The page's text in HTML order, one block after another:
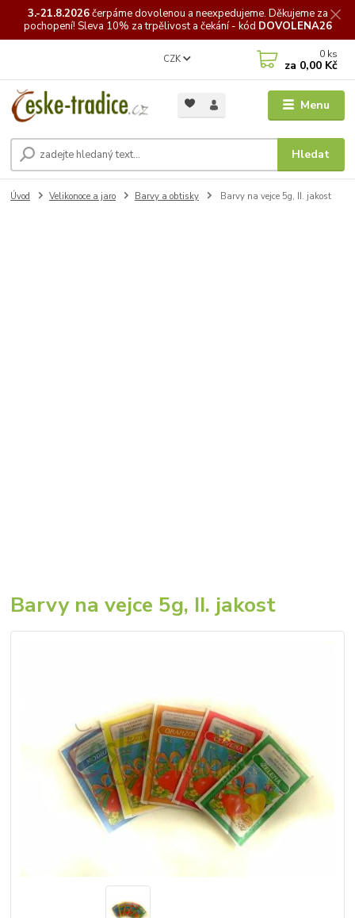
3.-21.8.2026čerpámedovolenou a neexpedujeme. Děkujeme za
pochopení! Sleva 10% za trpělivost a čekání - kód DOVOLENA26
Menu
CZK
Hledat
0 ks
za 0,00 Kč
Úvod Velikonoce a jaro Barvy a obtisky Barvy na vejce 5g, II. jakost
Barvy na vejce 5g, II. jakost